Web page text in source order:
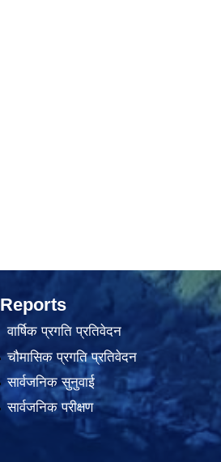
Reports
वार्षिक प्रगति प्रतिवेदन
चौमासिक प्रगति प्रतिवेदन
सार्वजनिक सुनुवाई
सार्वजनिक परीक्षण